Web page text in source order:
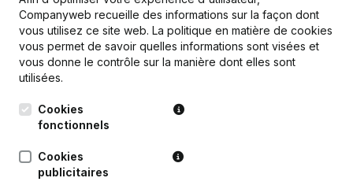
Vous recherchez plus
d’informations sur cette entreprise
?
Consulter la santé en un coup d'oeil
Choisissez des informations rapides ou des détails
granulaires
importants
Companyweb recueille des informations sur la façon dont
vous utilisez ce site web. La politique en matière de cookies
vous permet de savoir quelles informations sont visées et
vous donne le contrôle sur la manière dont elles sont
utilisées.
Cookies
fonctionnels
Cookies
publicitaires